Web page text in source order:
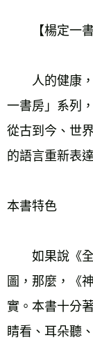
【楊定一書
人的健康，
一書房」系列
從古到今、世
的語言重新表
本書特色
如果說《全
圖，那麼，《
實。本書十分
睛看、耳朵聽